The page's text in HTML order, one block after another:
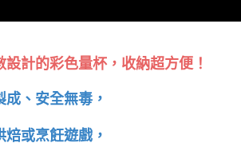
設計的彩色量杯，收納超方便 ！
、安全無毒，
或烹飪遊戲，